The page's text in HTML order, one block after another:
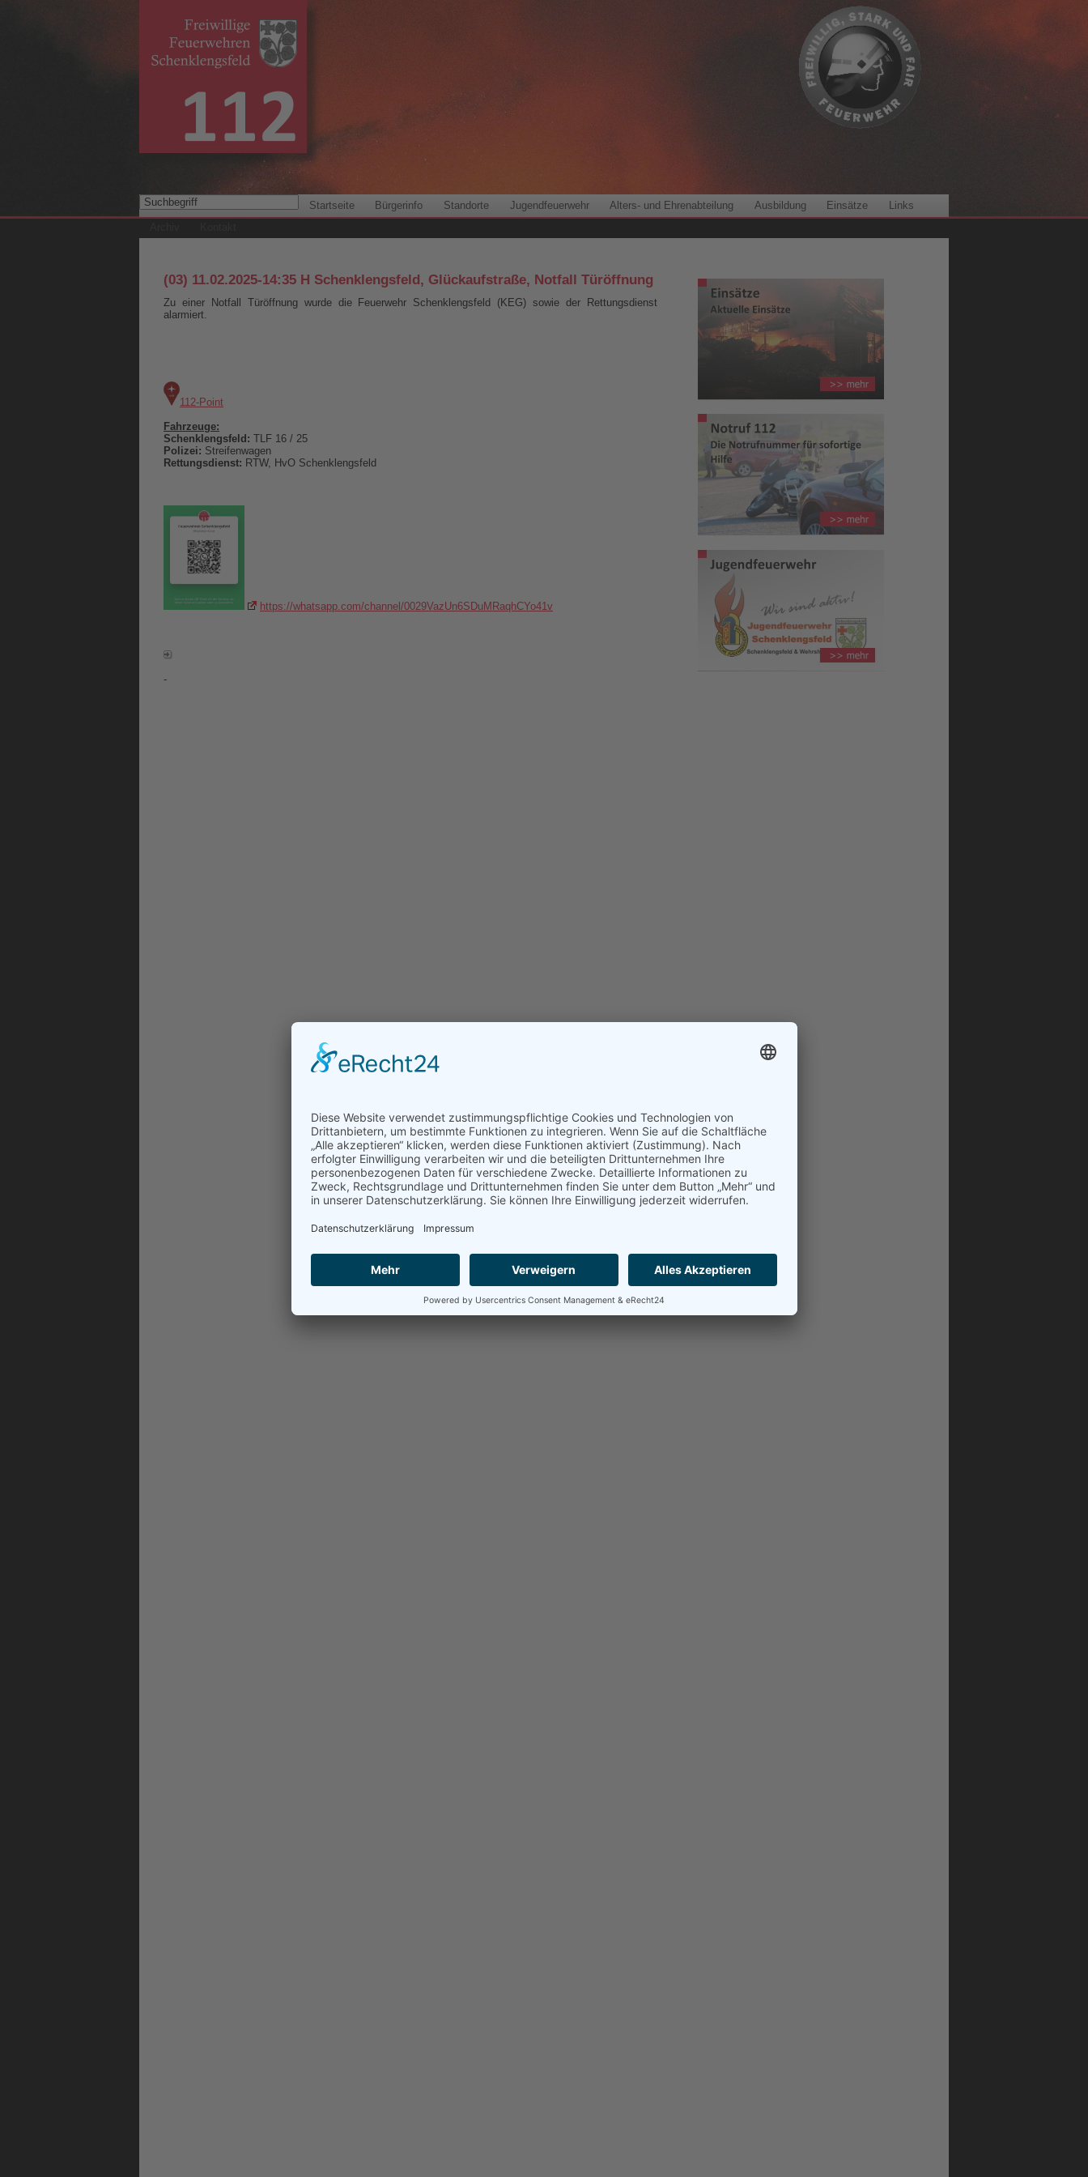
Startseite Bürgerinfo Standorte Jugendfeuerwehr Alters- und Ehrenabteilung Ausbildung Einsätze
Links
(03) 11.02.2025-14:35 H Schenklengsfeld, Glückaufstraße, Notfall Türöffnung
Zu einer Notfall Türöffnung wurde die Feuerwehr Schenklengsfeld (KEG) sowie der Rettungsdienst
alarmiert.
112-Point
Fahrzeuge:
Schenklengsfeld: TLF 16 / 25
Polizei: Streifenwagen
Rettungsdienst: RTW, HvO Schenklengsfeld
https://whatsapp.com/channel/0029VazUn6SDuMRaqhCYo41v
-